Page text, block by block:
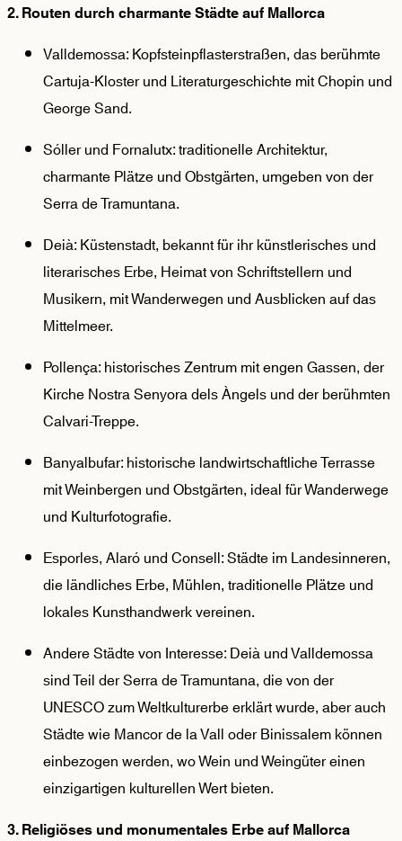
2. Routen durch charmante Städte auf Mallorca
Valldemossa: Kopfsteinpflasterstraßen, das berühmte
Cartuja-Kloster und Literaturgeschichte mit Chopin und
George Sand.
Sóller und Fornalutx: traditionelle Architektur,
charmante Plätze und Obstgärten, umgeben von der
Serra de Tramuntana.
Deià: Küstenstadt, bekannt für ihr künstlerisches und
literarisches Erbe, Heimat von Schriftstellern und
Musikern, mit Wanderwegen und Ausblicken auf das
Mittelmeer.
Pollença: historisches Zentrum mit engen Gassen, der
Kirche Nostra Senyora dels Àngels und der berühmten
Calvari-Treppe.
Banyalbufar: historische landwirtschaftliche Terrasse
mit Weinbergen und Obstgärten, ideal für Wanderwege
und Kulturfotografie.
Esporles, Alaró und Consell: Städte im Landesinneren,
die ländliches Erbe, Mühlen, traditionelle Plätze und
lokales Kunsthandwerk vereinen.
Andere Städte von Interesse: Deià und Valldemossa
sind Teil der Serra de Tramuntana, die von der
UNESCO zum Weltkulturerbe erklärt wurde, aber auch
Städte wie Mancor de la Vall oder Binissalem können
einbezogen werden, wo Wein und Weingüter einen
einzigartigen kulturellen Wert bieten.
3. Religiöses und monumentales Erbe auf Mallorca